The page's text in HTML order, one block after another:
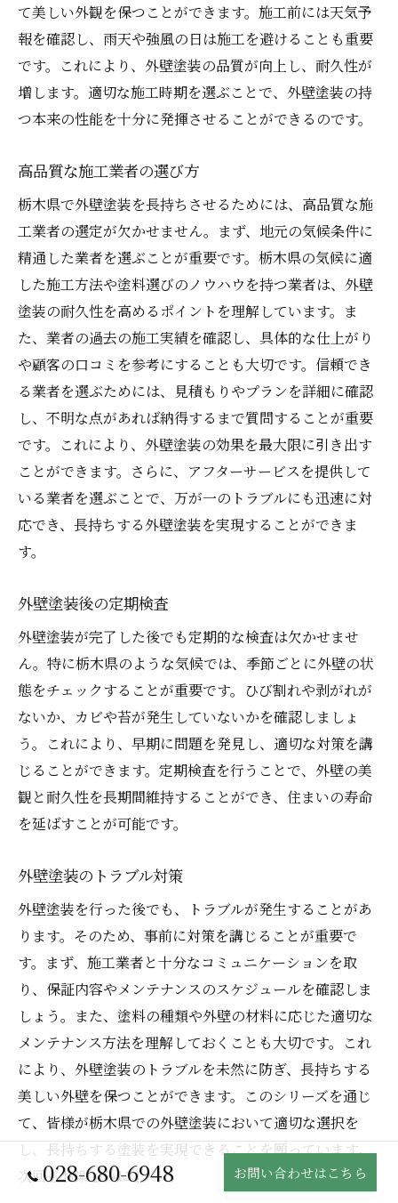
て美しい外観を保つことができます。施工前には天気予
報を確認し、雨天や強風の日は施工を避けることも重要
です。これにより、外壁塗装の品質が向上し、耐久性が
増します。適切な施工時期を選ぶことで、外壁塗装の持
つ本来の性能を十分に発揮させることができるのです。
高品質な施工業者の選び方
栃木県で外壁塗装を長持ちさせるためには、高品質な施
工業者の選定が欠かせません。まず、地元の気候条件に
精通した業者を選ぶことが重要です。栃木県の気候に適
した施工方法や塗料選びのノウハウを持つ業者は、外壁
塗装の耐久性を高めるポイントを理解しています。ま
た、業者の過去の施工実績を確認し、具体的な仕上がり
や顧客の口コミを参考にすることも大切です。信頼でき
る業者を選ぶためには、見積もりやプランを詳細に確認
し、不明な点があれば納得するまで質問することが重要
です。これにより、外壁塗装の効果を最大限に引き出す
ことができます。さらに、アフターサービスを提供して
いる業者を選ぶことで、万が一のトラブルにも迅速に対
応でき、長持ちする外壁塗装を実現することができま
す。
外壁塗装後の定期検査
外壁塗装が完了した後でも定期的な検査は欠かせませ
ん。特に栃木県のような気候では、季節ごとに外壁の状
態をチェックすることが重要です。ひび割れや剥がれが
ないか、カビや苔が発生していないかを確認しましょ
う。これにより、早期に問題を発見し、適切な対策を講
じることができます。定期検査を行うことで、外壁の美
観と耐久性を長期間維持することができ、住まいの寿命
を延ばすことが可能です。
外壁塗装のトラブル対策
外壁塗装を行った後でも、トラブルが発生することがあ
ります。そのため、事前に対策を講じることが重要で
す。まず、施工業者と十分なコミュニケーションを取
り、保証内容やメンテナンスのスケジュールを確認しま
しょう。また、塗料の種類や外壁の材料に応じた適切な
メンテナンス方法を理解しておくことも大切です。これ
により、外壁塗装のトラブルを未然に防ぎ、長持ちする
美しい外壁を保つことができます。このシリーズを通じ
て、皆様が栃木県での外壁塗装において適切な選択を
し、長持ちする塗装を実現できることを願っています。
次回もお楽しみに！
028-680-6948 お問い合わせはこちら